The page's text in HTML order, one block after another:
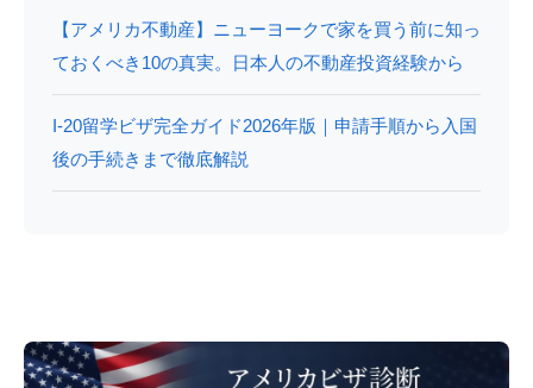
【アメリカ不動産】ニューヨークで家を買う前に知っ
ておくべき10の真実。日本人の不動産投資経験から
I-20留学ビザ完全ガイド2026年版｜申請手順から入国
後の手続きまで徹底解説